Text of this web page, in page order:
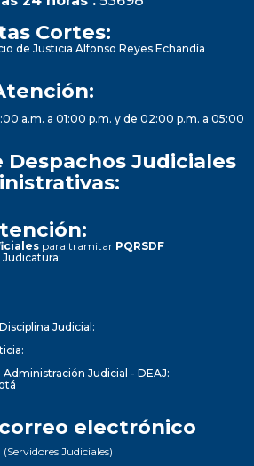
Cortes:
de Justicia Alfonso Reyes Echandía
a.m. a 01:00 p.m. y de 02:00 p.m. a 05:00
Despachos Judiciales
para tramitar PQRSDF
Judicial:
Judicial - DEAJ:
electrónico
(Servidores Judiciales)